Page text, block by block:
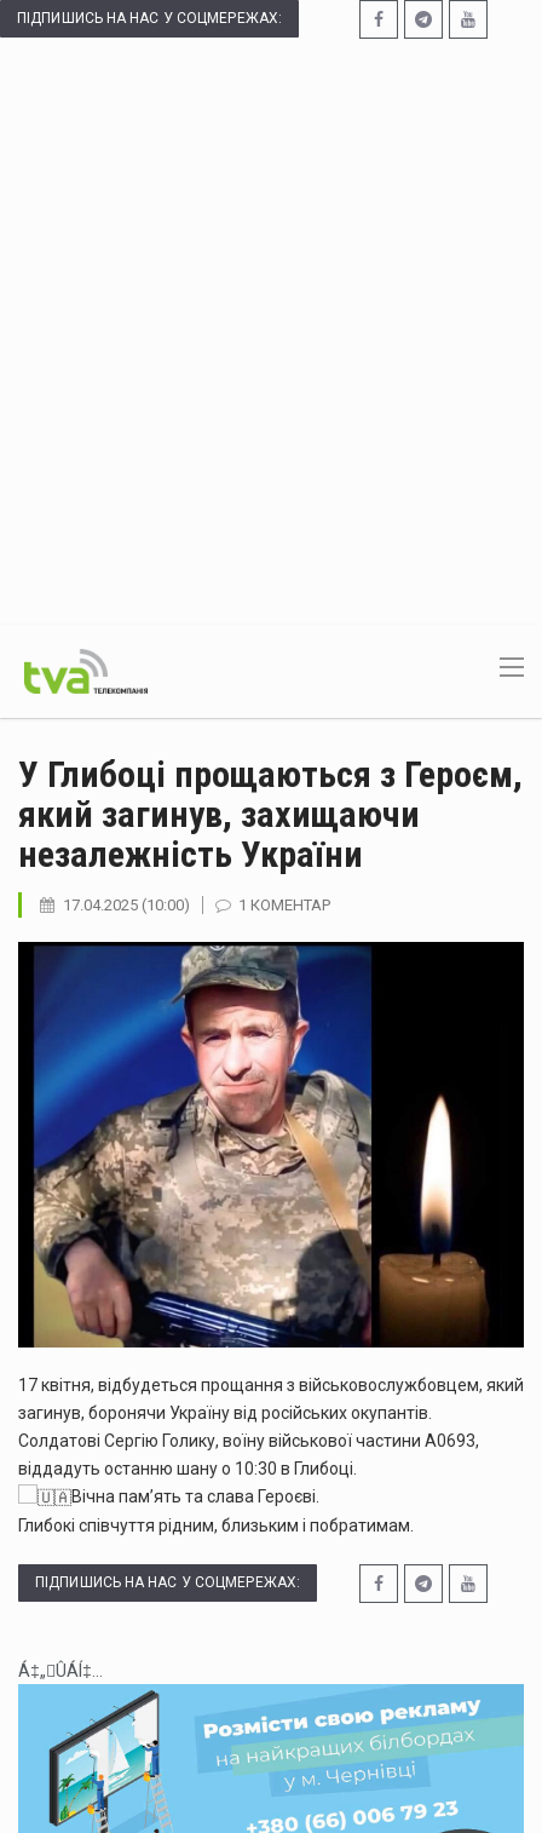
ПІДПИШИСЬ НА НАС У СОЦМЕРЕЖАХ:
У Глибоці прощаються з Героєм,
який загинув, захищаючи
незалежність України
17.04.2025 (10:00) 1 КОМЕНТАР
17 квітня, відбудеться прощання з військовослужбовцем, який
загинув, боронячи Україну від російських окупантів.
Солдатові Сергію Голику, воїну військової частини А0693,
віддадуть останню шану о 10:30 в Глибоці.
Вічна пам’ять та слава Героєві.
Глибокі співчуття рідним, близьким і побратимам.
ПІДПИШИСЬ НА НАС У СОЦМЕРЕЖАХ:
Á‡„ÛÁÍ‡...